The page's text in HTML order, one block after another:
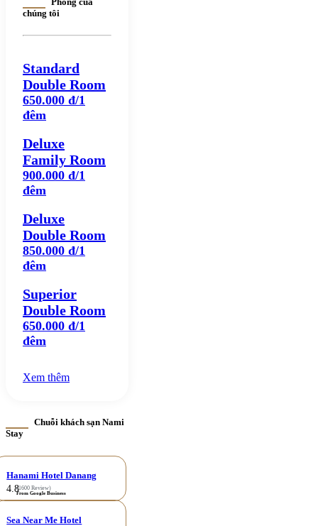
chúng tôi
Standard
Double Room
650.000 đ/1
đêm
Deluxe
Family Room
900.000 đ/1
đêm
Deluxe
Double Room
850.000 đ/1
đêm
Superior
Double Room
650.000 đ/1
đêm
Xem thêm
Chuỗi khách sạn Nami
Stay
Hanami Hotel Danang
4.8(1600 Review)
From Google Business
Sea Near Me Hotel